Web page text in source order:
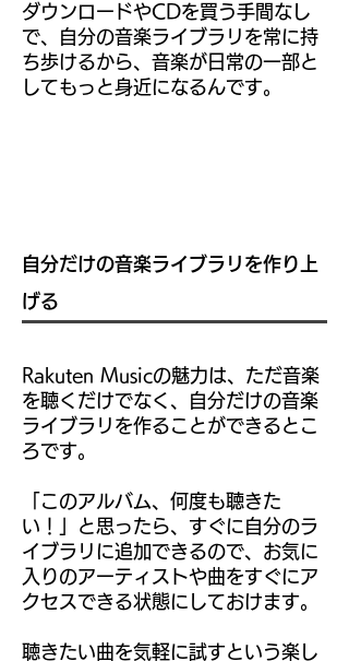
ダウンロードやCDを買う手間なし
で、自分の音楽ライブラリを常に持
ち歩けるから、音楽が日常の一部と
してもっと身近になるんです。
自分だけの音楽ライブラリを作り上
げる
Rakuten Musicの魅力は、ただ音楽
を聴くだけでなく、自分だけの音楽
ライブラリを作ることができるとこ
ろです。
「このアルバム、何度も聴きた
い！」と思ったら、すぐに自分のラ
イブラリに追加できるので、お気に
入りのアーティストや曲をすぐにア
クセスできる状態にしておけます。
聴きたい曲を気軽に試すという楽し